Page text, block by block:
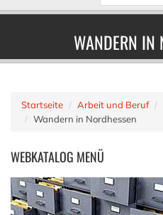
WANDERN IN
Startseite Arbeit und Beruf
Wandern in Nordhessen
WEBKATALOG MENÜ